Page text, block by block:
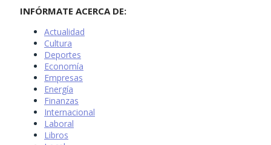
INFÓRMATE ACERCA DE:
Actualidad
Cultura
Deportes
Economía
Empresas
Energía
Finanzas
Internacional
Laboral
Libros